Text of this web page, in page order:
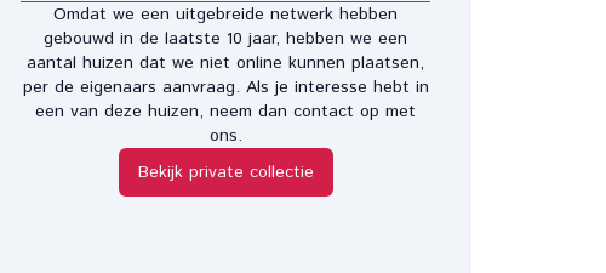
Omdat we een uitgebreide netwerk hebben
gebouwd in de laatste 10 jaar, hebben we een
aantal huizen dat we niet online kunnen plaatsen,
per de eigenaars aanvraag. Als je interesse hebt in
een van deze huizen, neem dan contact op met
ons.
Bekijk private collectie